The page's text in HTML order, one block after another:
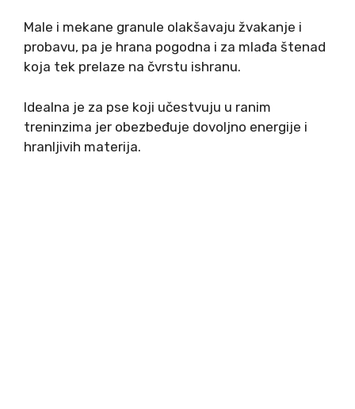
Male i mekane granule olakšavaju žvakanje i
probavu, pa je hrana pogodna i za mlađa štenad
koja tek prelaze na čvrstu ishranu.
Idealna je za pse koji učestvuju u ranim
treninzima jer obezbeđuje dovoljno energije i
hranljivih materija.